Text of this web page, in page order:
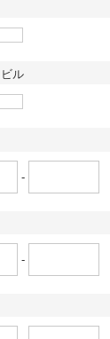
ル
-
-